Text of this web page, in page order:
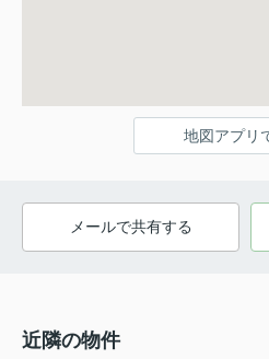
地図アプリ
メールで共有する
近隣の物件